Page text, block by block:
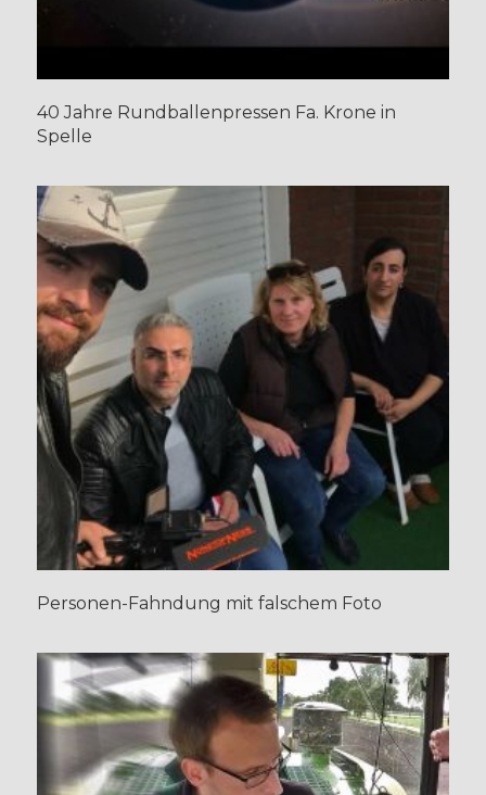
40 Jahre Rundballenpressen Fa. Krone in
Spelle
Personen-Fahndung mit falschem Foto